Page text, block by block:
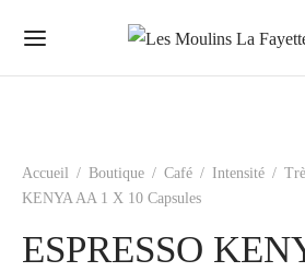
Accueil / Boutique / Café / Intensité /
KENYA AA 1 X 10 Capsules
ESPRESSO